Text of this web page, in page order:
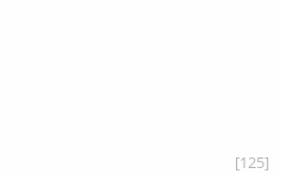
[125]